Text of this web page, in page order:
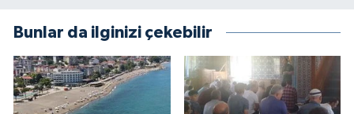
Bunlar da ilginizi çekebilir